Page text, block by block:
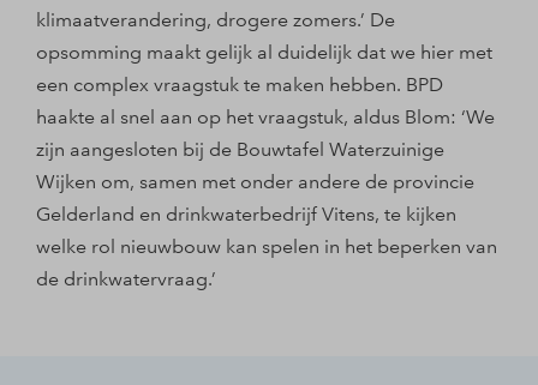
klimaatverandering, drogere zomers.’ De
opsomming maakt gelijk al duidelijk dat we hier met
een complex vraagstuk te maken hebben. BPD
haakte al snel aan op het vraagstuk, aldus Blom: ‘We
zijn aangesloten bij de Bouwtafel Waterzuinige
Wijken om, samen met onder andere de provincie
Gelderland en drinkwaterbedrijf Vitens, te kijken
welke rol nieuwbouw kan spelen in het beperken van
de drinkwatervraag.’